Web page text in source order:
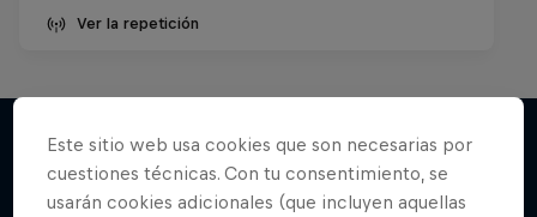
Ver la repetición
Más contenidos similares
Este sitio web usa cookies que son necesarias por
cuestiones técnicas. Con tu consentimiento, se
usarán cookies adicionales (que incluyen aquellas